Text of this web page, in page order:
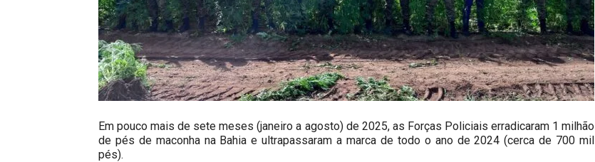
Em pouco mais de sete meses (janeiro a agosto) de 2025, as Forças Policiais erradicaram 1 milhão
de pés de maconha na Bahia e ultrapassaram a marca de todo o ano de 2024 (cerca de 700 mil
pés).